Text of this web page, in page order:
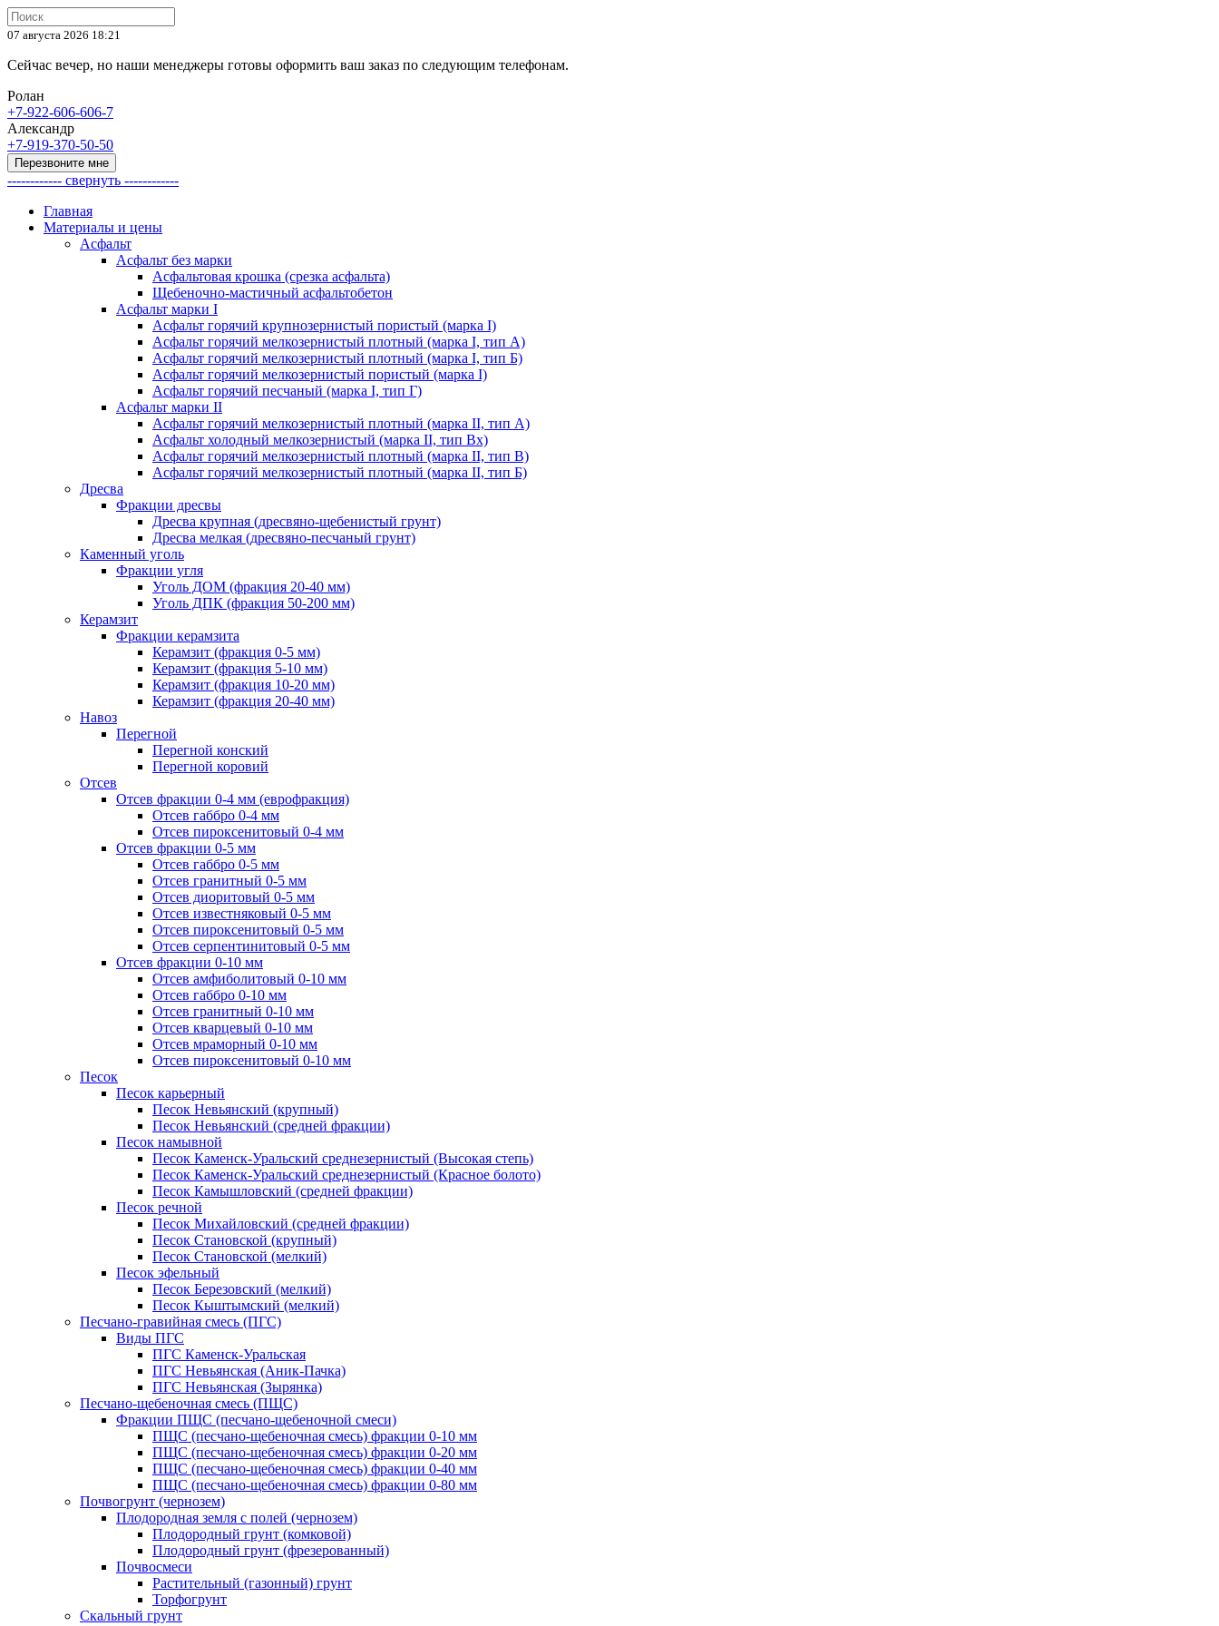
07 августа 2026 18:21
Cейчас вечер, но наши менеджеры готовы оформить ваш заказ по следующим телефонам.
Ролан
+7-922-606-606-7
Александр
+7-919-370-50-50
Перезвоните мне
------------ свернуть ------------
Главная
Материалы и цены
Асфальт
Асфальт без марки
Асфальтовая крошка (срезка асфальта)
Щебеночно-мастичный асфальтобетон
Асфальт марки I
Асфальт горячий крупнозернистый пористый (марка I)
Асфальт горячий мелкозернистый плотный (марка I, тип А)
Асфальт горячий мелкозернистый плотный (марка I, тип Б)
Асфальт горячий мелкозернистый пористый (марка I)
Асфальт горячий песчаный (марка I, тип Г)
Асфальт марки II
Асфальт горячий мелкозернистый плотный (марка II, тип А)
Асфальт холодный мелкозернистый (марка II, тип Вх)
Асфальт горячий мелкозернистый плотный (марка II, тип В)
Асфальт горячий мелкозернистый плотный (марка II, тип Б)
Дресва
Фракции дресвы
Дресва крупная (дресвяно-щебенистый грунт)
Дресва мелкая (дресвяно-песчаный грунт)
Каменный уголь
Фракции угля
Уголь ДОМ (фракция 20-40 мм)
Уголь ДПК (фракция 50-200 мм)
Керамзит
Фракции керамзита
Керамзит (фракция 0-5 мм)
Керамзит (фракция 5-10 мм)
Керамзит (фракция 10-20 мм)
Керамзит (фракция 20-40 мм)
Навоз
Перегной
Перегной конский
Перегной коровий
Отсев
Отсев фракции 0-4 мм (еврофракция)
Отсев габбро 0-4 мм
Отсев пироксенитовый 0-4 мм
Отсев фракции 0-5 мм
Отсев габбро 0-5 мм
Отсев гранитный 0-5 мм
Отсев диоритовый 0-5 мм
Отсев известняковый 0-5 мм
Отсев пироксенитовый 0-5 мм
Отсев серпентинитовый 0-5 мм
Отсев фракции 0-10 мм
Отсев амфиболитовый 0-10 мм
Отсев габбро 0-10 мм
Отсев гранитный 0-10 мм
Отсев кварцевый 0-10 мм
Отсев мраморный 0-10 мм
Отсев пироксенитовый 0-10 мм
Песок
Песок карьерный
Песок Невьянский (крупный)
Песок Невьянский (средней фракции)
Песок намывной
Песок Каменск-Уральский среднезернистый (Высокая степь)
Песок Каменск-Уральский среднезернистый (Красное болото)
Песок Камышловский (средней фракции)
Песок речной
Песок Михайловский (средней фракции)
Песок Становской (крупный)
Песок Становской (мелкий)
Песок эфельный
Песок Березовский (мелкий)
Песок Кыштымский (мелкий)
Песчано-гравийная смесь (ПГС)
Виды ПГС
ПГС Каменск-Уральская
ПГС Невьянская (Аник-Пачка)
ПГС Невьянская (Зырянка)
Песчано-щебеночная смесь (ПЩС)
Фракции ПЩС (песчано-щебеночной смеси)
ПЩС (песчано-щебеночная смесь) фракции 0-10 мм
ПЩС (песчано-щебеночная смесь) фракции 0-20 мм
ПЩС (песчано-щебеночная смесь) фракции 0-40 мм
ПЩС (песчано-щебеночная смесь) фракции 0-80 мм
Почвогрунт (чернозем)
Плодородная земля с полей (чернозем)
Плодородный грунт (комковой)
Плодородный грунт (фрезерованный)
Почвосмеси
Растительный (газонный) грунт
Торфогрунт
Скальный грунт